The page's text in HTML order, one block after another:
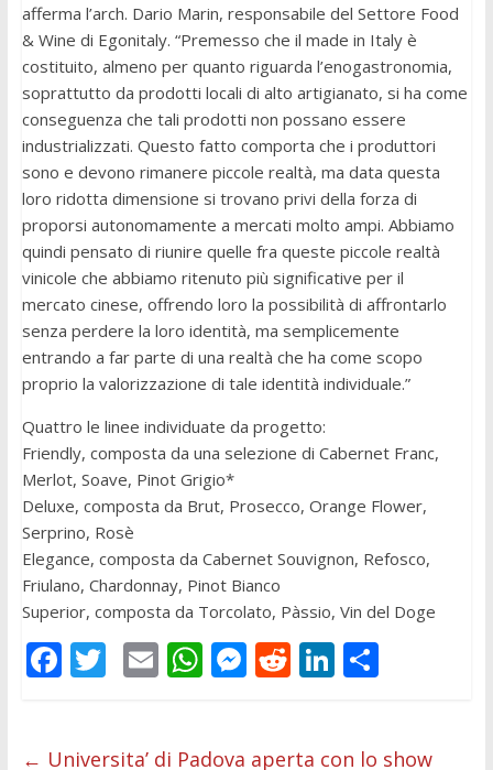
afferma l’arch. Dario Marin, responsabile del Settore Food
& Wine di Egonitaly. “Premesso che il made in Italy è
costituito, almeno per quanto riguarda l’enogastronomia,
soprattutto da prodotti locali di alto artigianato, si ha come
conseguenza che tali prodotti non possano essere
industrializzati. Questo fatto comporta che i produttori
sono e devono rimanere piccole realtà, ma data questa
loro ridotta dimensione si trovano privi della forza di
proporsi autonomamente a mercati molto ampi. Abbiamo
quindi pensato di riunire quelle fra queste piccole realtà
vinicole che abbiamo ritenuto più significative per il
mercato cinese, offrendo loro la possibilità di affrontarlo
senza perdere la loro identità, ma semplicemente
entrando a far parte di una realtà che ha come scopo
proprio la valorizzazione di tale identità individuale.”
Quattro le linee individuate da progetto:
Friendly, composta da una selezione di Cabernet Franc,
Merlot, Soave, Pinot Grigio*
Deluxe, composta da Brut, Prosecco, Orange Flower,
Serprino, Rosè
Elegance, composta da Cabernet Souvignon, Refosco,
Friulano, Chardonnay, Pinot Bianco
Superior, composta da Torcolato, Pàssio, Vin del Doge
F T E W M R Li C
← Universita’ di Padova aperta con lo show